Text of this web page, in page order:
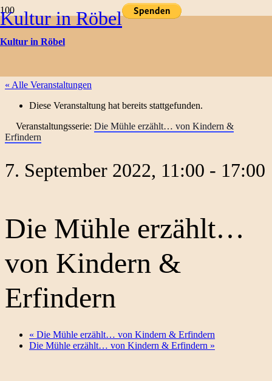
Kultur in Röbel
Kultur in Röbel
Kulturtermine
« Alle Veranstaltungen
Diese Veranstaltung hat bereits stattgefunden.
Veranstaltungsserie: Die Mühle erzählt… von Kindern &
Erfindern
7. September 2022, 11:00 - 17:00
Die Mühle erzählt…
von Kindern &
Erfindern
« Die Mühle erzählt… von Kindern & Erfindern
Die Mühle erzählt… von Kindern & Erfindern »